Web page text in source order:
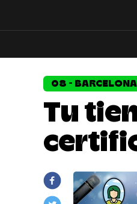
08 - BARCELONA
Tu